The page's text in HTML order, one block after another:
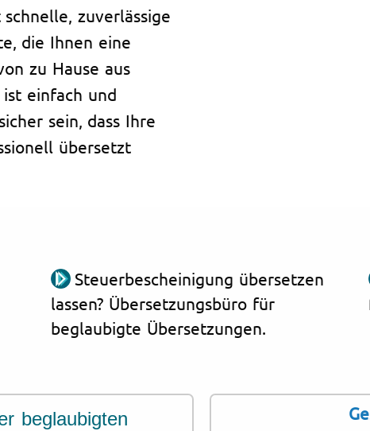
zuverlässige
die Ihnen eine
zu Hause aus
einfach und
sein, dass Ihre
übersetzt
Steuerbescheinigung übersetzen
lassen? Übersetzungsbüro für
beglaubigte Übersetzungen.
beglaubigten